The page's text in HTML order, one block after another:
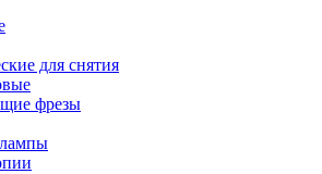
для снятия
фрезы